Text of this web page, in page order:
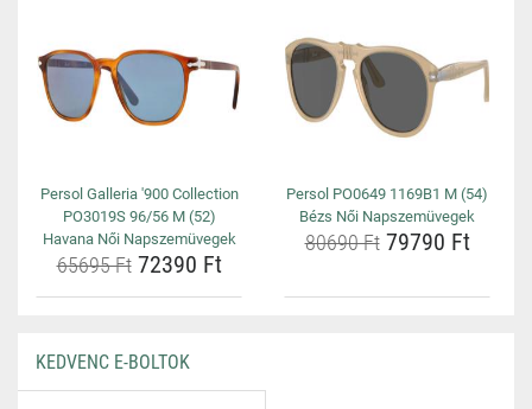
Persol Galleria '900 Collection
PO3019S 96/56 M (52)
Havana Női Napszemüvegek
65695 Ft72390 Ft
Persol PO0649 1169B1 M (54)
Bézs Női Napszemüvegek
80690 Ft79790 Ft
KEDVENC E-BOLTOK